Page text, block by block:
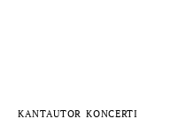
KANTAUTOR KONCERTI